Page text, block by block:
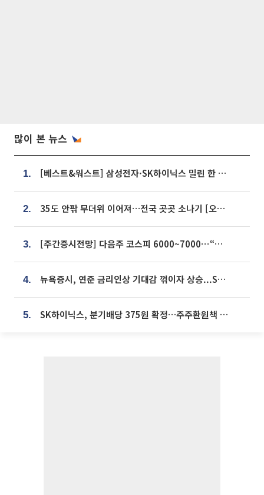
많이 본 뉴스
1. [베스트&워스트] 삼성전자·SK하이닉스 밀린 한 주…상상인증권은 85% 급등
2. 35도 안팎 무더위 이어져…전국 곳곳 소나기 [오늘 날씨]
3. [주간증시전망] 다음주 코스피 6000~7000⋯“外人 수급은 정책이 변수”
4. 뉴욕증시, 연준 금리인상 기대감 꺾이자 상승...S&P500 사상 최고치 [종합]
5. SK하이닉스, 분기배당 375원 확정…주주환원책 9월로 앞당겨 발표